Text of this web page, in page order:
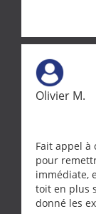
Olivier M.
Fait appel
pour
immédiate,
toit en plus
donné les